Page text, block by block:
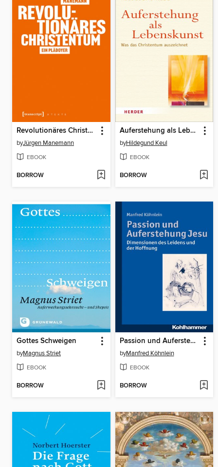
Revolutionäres Christentum
byJürgen Manemann
EBOOK
BORROW
Auferstehung als Lebenskunst
byHildegund Keul
EBOOK
BORROW
Gottes Schweigen
byMagnus Striet
EBOOK
BORROW
Passion und Auferstehung Jesu
byManfred Köhnlein
EBOOK
BORROW